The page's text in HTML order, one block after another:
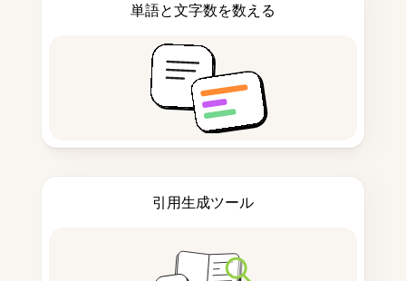
単語と文字数を数える
引用生成ツール